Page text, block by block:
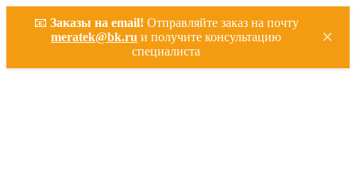
📧 Заказы на email! Отправляйте заказ на почту
meratek@bk.ru и получите консультацию
специалиста
×